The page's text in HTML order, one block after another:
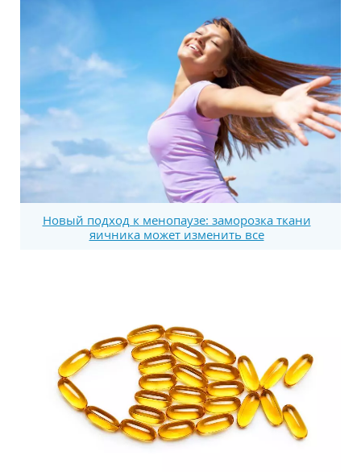
Новый подход к менопаузе: заморозка ткани
яичника может изменить все